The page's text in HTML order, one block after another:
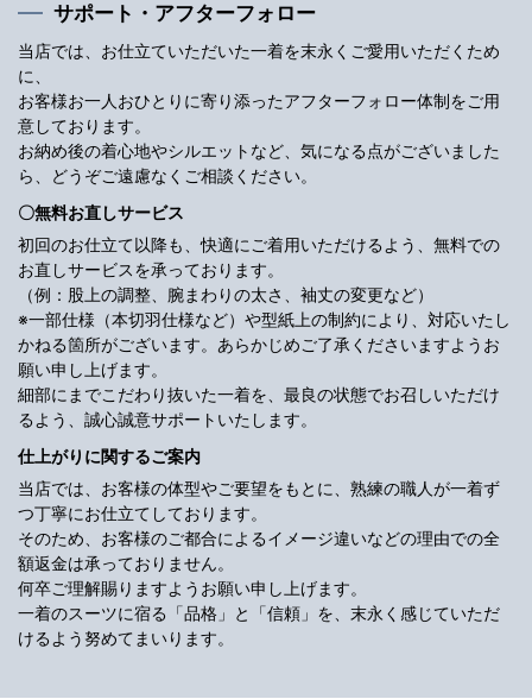
サポート・アフターフォロー
当店では、お仕立ていただいた一着を末永くご愛用いただくため
に、
お客様お一人おひとりに寄り添ったアフターフォロー体制をご用
意しております。
お納め後の着心地やシルエットなど、気になる点がございました
ら、どうぞご遠慮なくご相談ください。
〇無料お直しサービス
初回のお仕立て以降も、快適にご着用いただけるよう、無料での
お直しサービスを承っております。
（例：股上の調整、腕まわりの太さ、袖丈の変更など）
※一部仕様（本切羽仕様など）や型紙上の制約により、対応いたし
かねる箇所がございます。あらかじめご了承くださいますようお
願い申し上げます。
細部にまでこだわり抜いた一着を、最良の状態でお召しいただけ
るよう、誠心誠意サポートいたします。
仕上がりに関するご案内
当店では、お客様の体型やご要望をもとに、熟練の職人が一着ず
つ丁寧にお仕立てしております。
そのため、お客様のご都合によるイメージ違いなどの理由での全
額返金は承っておりません。
何卒ご理解賜りますようお願い申し上げます。
一着のスーツに宿る「品格」と「信頼」を、末永く感じていただ
けるよう努めてまいります。